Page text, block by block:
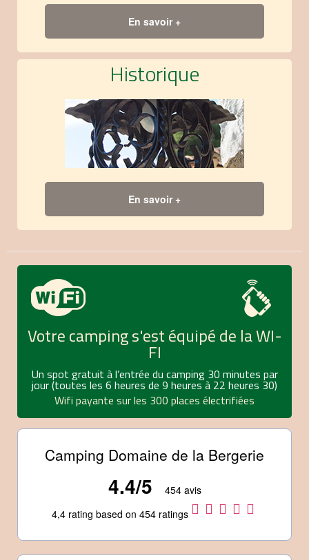
En savoir +
Historique
En savoir +
Votre camping s'est équipé de la WI-
FI
Un spot gratuit à l’entrée du camping 30 minutes par
jour (toutes les 6 heures de 9 heures à 22 heures 30)
Wifi payante sur les 300 places électrifiées
Camping Domaine de la Bergerie
4.4/5
454 avis
4,4 rating based on 454 ratings